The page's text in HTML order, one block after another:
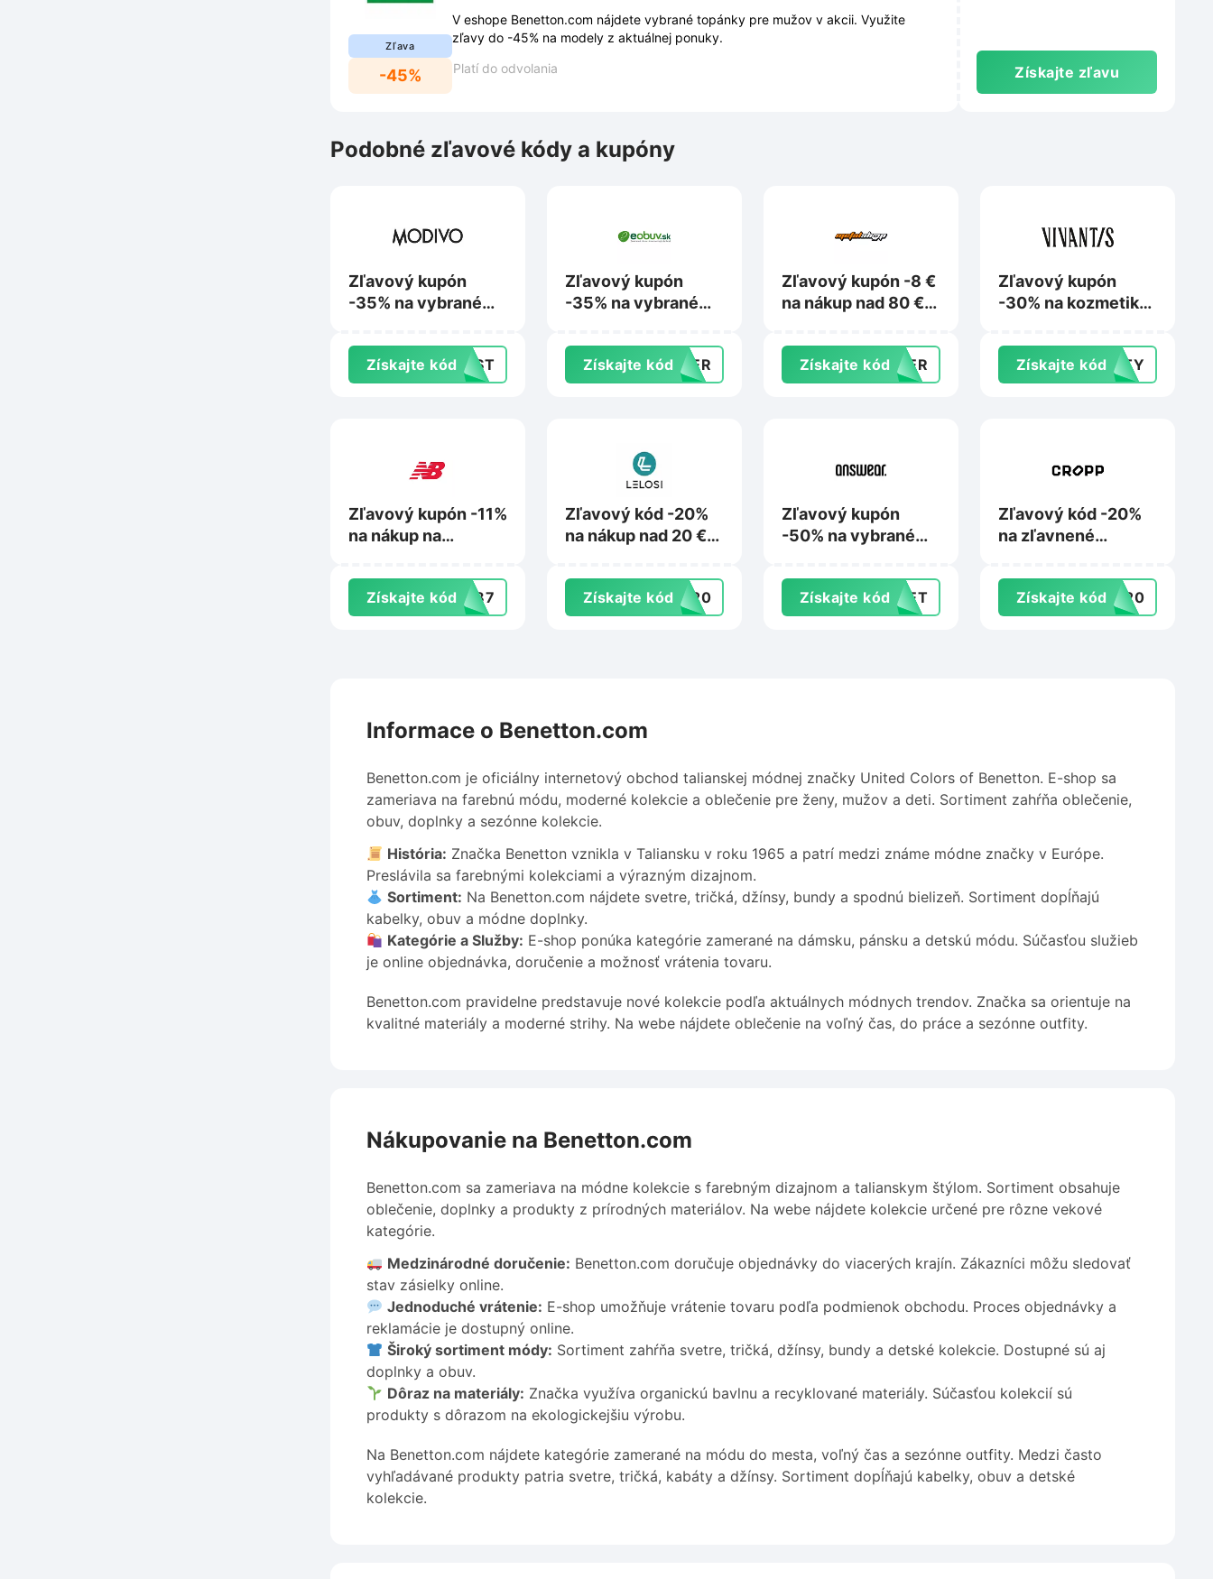
Zľava
-45%
V eshope Benetton.com nájdete vybrané topánky pre mužov v akcii. Využite
zľavy do -45% na modely z aktuálnej ponuky.
Platí do odvolania
Získajte zľavu
Podobné zľavové kódy a kupóny
Zľavový kupón
-35% na vybrané
na Modivo.sk
Získajte kódLAST
Zľavový kupón
-35% na vybrané
na Eobuv.sk
Získajte kódMMER
Zľavový kupón -8 €
na nákup nad 80 €
Získajte kódMMER
Zľavový kupón
-30% na kozmetiku
Garnier, Maybelline
alebo Mixa na
Vivantis.sk
Získajte kódAUTY
Zľavový kupón -11%
na nákup na
Získajte kódPW87
Zľavový kód -20%
na nákup nad 20 €
Získajte kódRA20
Zľavový kupón
-50% na vybrané
kúpe min. 2 kusov
na Answear.sk
Získajte kódCRET
Zľavový kód -20%
na zľavnené
min. 5 kusov na
Cropp.com
Získajte kódRA20
Informace o Benetton.com
Benetton.com je oficiálny internetový obchod talianskej módnej značky United Colors of Benetton. E-shop sa
zameriava na farebnú módu, moderné kolekcie a oblečenie pre ženy, mužov a deti. Sortiment zahŕňa oblečenie,
obuv, doplnky a sezónne kolekcie.
História: Značka Benetton vznikla v Taliansku v roku 1965 a patrí medzi známe módne značky v Európe.
Preslávila sa farebnými kolekciami a výrazným dizajnom.
Sortiment: Na Benetton.com nájdete svetre, tričká, džínsy, bundy a spodnú bielizeň. Sortiment dopĺňajú
kabelky, obuv a módne doplnky.
Kategórie a Služby: E-shop ponúka kategórie zamerané na dámsku, pánsku a detskú módu. Súčasťou služieb
je online objednávka, doručenie a možnosť vrátenia tovaru.
Benetton.com pravidelne predstavuje nové kolekcie podľa aktuálnych módnych trendov. Značka sa orientuje na
kvalitné materiály a moderné strihy. Na webe nájdete oblečenie na voľný čas, do práce a sezónne outfity.
Nákupovanie na Benetton.com
Benetton.com sa zameriava na módne kolekcie s farebným dizajnom a talianskym štýlom. Sortiment obsahuje
oblečenie, doplnky a produkty z prírodných materiálov. Na webe nájdete kolekcie určené pre rôzne vekové
kategórie.
Medzinárodné doručenie: Benetton.com doručuje objednávky do viacerých krajín. Zákazníci môžu sledovať
stav zásielky online.
Jednoduché vrátenie: E-shop umožňuje vrátenie tovaru podľa podmienok obchodu. Proces objednávky a
reklamácie je dostupný online.
Široký sortiment módy: Sortiment zahŕňa svetre, tričká, džínsy, bundy a detské kolekcie. Dostupné sú aj
doplnky a obuv.
Dôraz na materiály: Značka využíva organickú bavlnu a recyklované materiály. Súčasťou kolekcií sú
produkty s dôrazom na ekologickejšiu výrobu.
Na Benetton.com nájdete kategórie zamerané na módu do mesta, voľný čas a sezónne outfity. Medzi často
vyhľadávané produkty patria svetre, tričká, kabáty a džínsy. Sortiment dopĺňajú kabelky, obuv a detské
kolekcie.